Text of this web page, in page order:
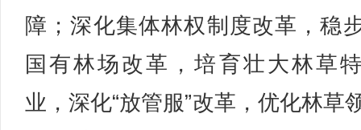
障；深化集体林权制度改革，稳
国有林场改革，培育壮大林草
业，深化“放管服”改革，优化林草